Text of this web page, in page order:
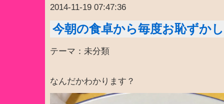
2014-11-19 07:47:36
今朝の食卓から毎度お恥ずか
テーマ：未分類
なんだかわかります？